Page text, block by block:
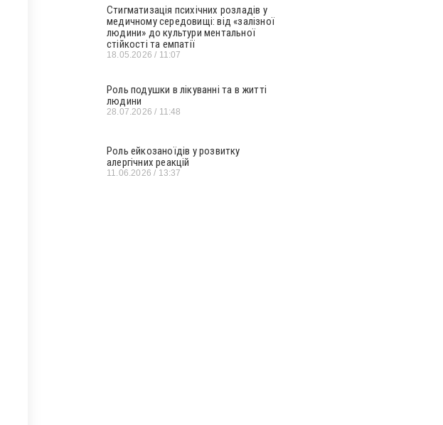
Стигматизація психічних розладів у
медичному середовищі: від «залізної
людини» до культури ментальної
стійкості та емпатії
18.05.2026 11:07
Роль подушки в лікуванні та в житті
людини
28.07.2026 11:48
Роль ейкозаноїдів у розвитку
алергічних реакцій
11.06.2026 13:37